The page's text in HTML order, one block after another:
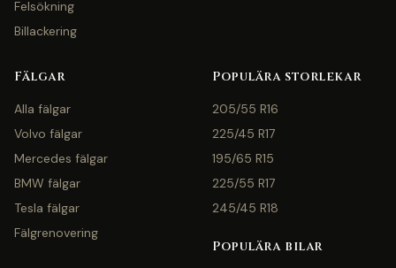
Felsökning
Billackering
Fälgar
Alla fälgar
Volvo fälgar
Mercedes fälgar
BMW fälgar
Tesla fälgar
Fälgrenovering
Populära storlekar
205/55 R16
225/45 R17
195/65 R15
225/55 R17
245/45 R18
Populära bilar